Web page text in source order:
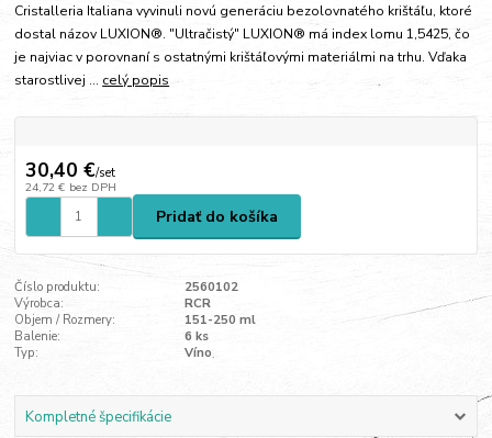
Cristalleria Italiana vyvinuli novú generáciu bezolovnatého krištáľu, ktoré
dostal názov LUXION®. "Ultračistý" LUXION® má index lomu 1,5425, čo
je najviac v porovnaní s ostatnými krištáľovými materiálmi na trhu. Vďaka
starostlivej ... celý popis
30,40 €/set
24,72 € bez DPH
Pridať do košíka
Číslo produktu:
2560102
Výrobca:
RCR
Objem / Rozmery:
151-250 ml
Balenie:
6 ks
Typ:
Víno
Kompletné špecifikácie